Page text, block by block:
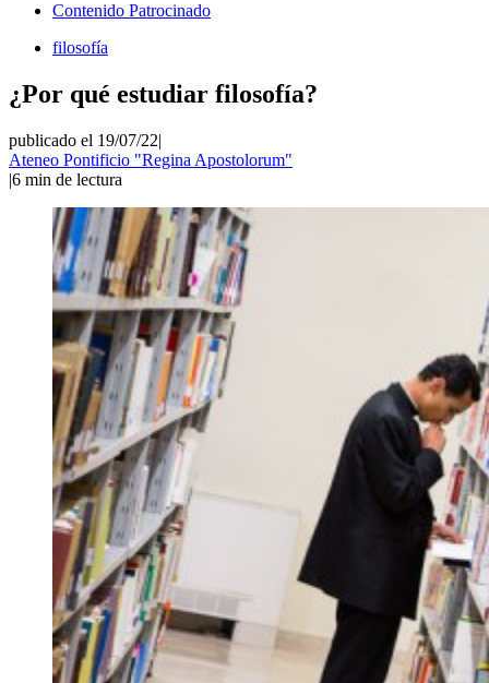
Contenido Patrocinado
filosofía
¿Por qué estudiar filosofía?
publicado el 19/07/22|
Ateneo Pontificio "Regina Apostolorum"
|6 min de lectura